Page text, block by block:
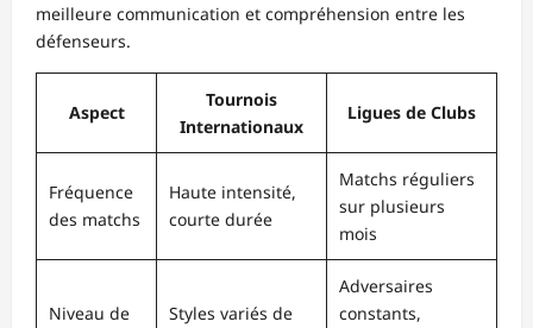
meilleure communication et compréhension entre les
défenseurs.
Aspect
Tournois
Internationaux
Ligues de Clubs
Fréquence
des matchs
Haute intensité,
courte durée
Matchs réguliers
sur plusieurs
mois
Niveau de
Styles variés de
Adversaires
constants,